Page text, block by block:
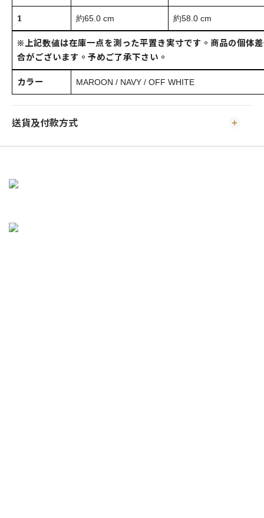
1 約65.0 cm 約58.0 cm
※上記数値は在庫一点を測った平置き実寸です。商品の個体
合がございます。予めご了承下さい。
カラー MAROON / NAVY / OFF WHITE
送貨及付款方式